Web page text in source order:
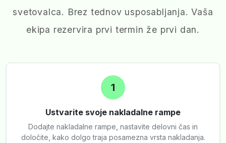
svetovalca. Brez tednov usposabljanja. Vaša
ekipa rezervira prvi termin že prvi dan.
1
Ustvarite svoje nakladalne rampe
Dodajte nakladalne rampe, nastavite delovni čas in
določite, kako dolgo traja posamezna vrsta nakladanja.